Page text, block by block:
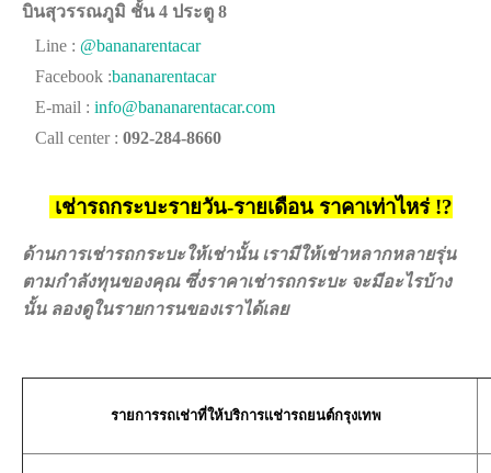
บินสุวรรณภูมิ ชั้น 4 ประตู 8
Line : @bananarentacar
Facebook :bananarentacar
E-mail : info@bananarentacar.com
Call center : 092-284-8660
เช่ารถกระบะรายวัน-รายเดือน ราคาเท่าไหร่ !?
ด้านการเช่ารถกระบะให้เช่านั้น เรามีให้เช่าหลากหลายรุ่น
ตามกำลังทุนของคุณ ซึ่งราคาเช่ารถกระบะ จะมีอะไรบ้าง
นั้น ลองดูในรายการนของเราได้เลย
รายการรถเช่าที่ให้บริการเเช่ารถยนต์กรุงเทพ